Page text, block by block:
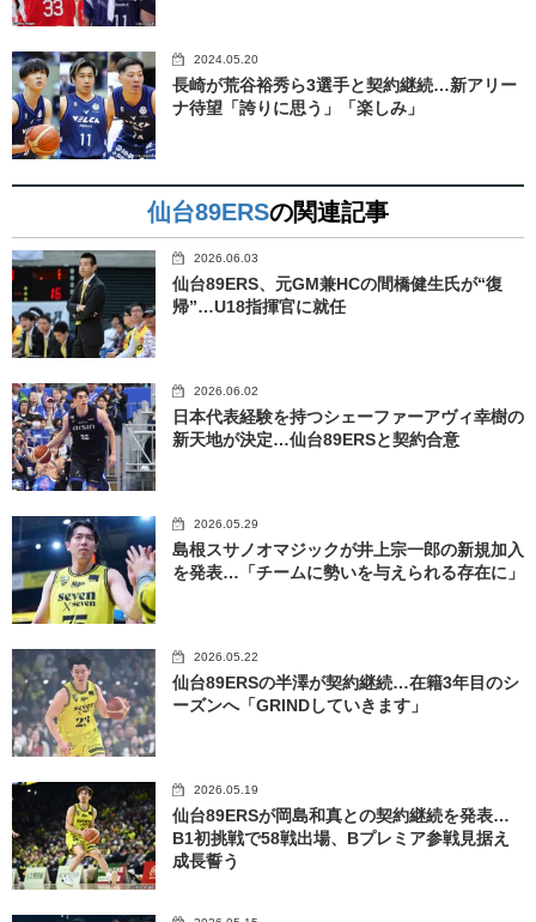
2024.05.20
長崎が荒谷裕秀ら3選手と契約継続…新アリー
ナ待望「誇りに思う」「楽しみ」
仙台89ERSの関連記事
2026.06.03
仙台89ERS、元GM兼HCの間橋健生氏が“復
帰”…U18指揮官に就任
2026.06.02
日本代表経験を持つシェーファーアヴィ幸樹の
新天地が決定…仙台89ERSと契約合意
2026.05.29
島根スサノオマジックが井上宗一郎の新規加入
を発表…「チームに勢いを与えられる存在に」
2026.05.22
仙台89ERSの半澤が契約継続…在籍3年目のシ
ーズンへ「GRINDしていきます」
2026.05.19
仙台89ERSが岡島和真との契約継続を発表…
B1初挑戦で58戦出場、Bプレミア参戦見据え
成長誓う